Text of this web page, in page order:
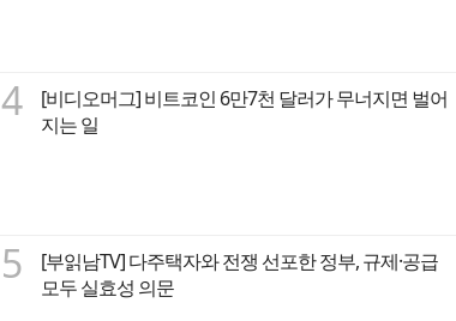
4
[비디오머그] 비트코인 6만7천 달러가 무너지면 벌어
지는 일
5
[부읽남TV] 다주택자와 전쟁 선포한 정부, 규제·공급
모두 실효성 의문